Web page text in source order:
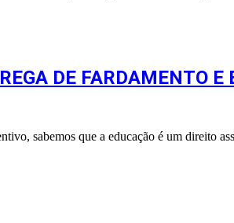
DE FARDAMENTO
sabemos que a educação é um direito